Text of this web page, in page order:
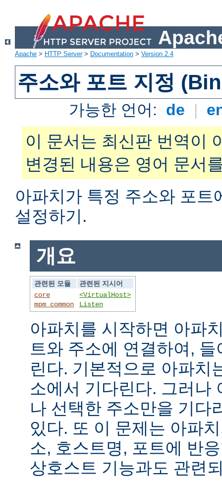
Apache > HTTP Server> Documentation > Version 2.4
주소와 포트 지정
가능한 언어: de |
이 문서는 최신판 번역이
변경된 내용은 영어 문서
아파치가 특정 주소와 포트
설정하기.
개요
관련된 모듈
관련된 지시어
core
mpm_common
<VirtualHost>
Listen
아파치를 시작하면 아파
트와 주소에 연결하여,
린다. 기본적으로 아파치
소에서 기다린다. 그러나
나 선택한 주소만을 기다
있다. 또 이 문제는 아파
소, 호스트명, 포트에 반
상호스트 기능과도 관련